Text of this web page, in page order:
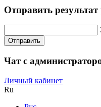
Отправить результат
Отправить
Чат с
Личный кабинет
Ru